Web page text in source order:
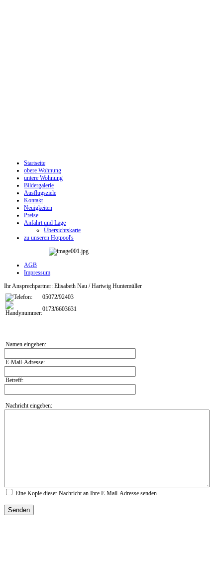
Startseite
obere Wohnung
untere Wohnung
Bildergalerie
Ausflugsziele
Kontakt
Neuigkeiten
Preise
Anfahrt und Lage
Übersichtskarte
zu unseren Hotpool's
AGB
Impressum
Ihr Ansprechpartner: Elisabeth Nau / Hartwig Huntemüller
05072/92403
0173/6603631
Namen eingeben:
E-Mail-Adresse:
Betreff:
Nachricht eingeben:
Eine Kopie dieser Nachricht an Ihre E-Mail-Adresse senden
Senden